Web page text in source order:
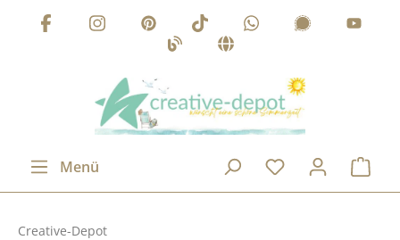
Zum Hauptinhalt springen
Menü
Creative-Depot